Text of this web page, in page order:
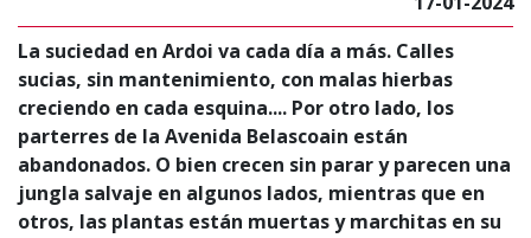
La suciedad en Ardoi va cada día a más. Calles
sucias, sin mantenimiento, con malas hierbas
creciendo en cada esquina.... Por otro lado, los
parterres de la Avenida Belascoain están
abandonados. O bien crecen sin parar y parecen una
jungla salvaje en algunos lados, mientras que en
otros, las plantas están muertas y marchitas en su